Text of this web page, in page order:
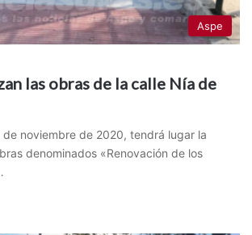
Aspe
las obras de la calle Nía de
de noviembre de 2020, tendrá lugar la
denominados «Renovación de los